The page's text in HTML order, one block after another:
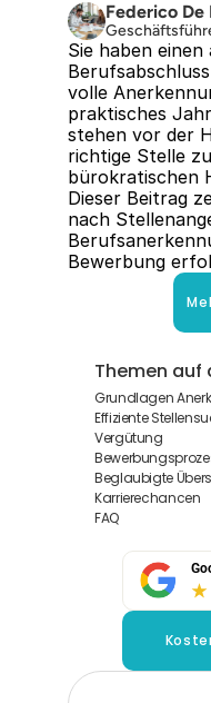
Federico De
Sie haben einen
volle
praktisches
stehen vor der
richtige Stelle
bürokratischen
Dieser Beitrag
nach
Bewerbung
Themen auf
Grundlagen
Effiziente
Vergütung
Beglaubigte
Karrierechancen
FAQ